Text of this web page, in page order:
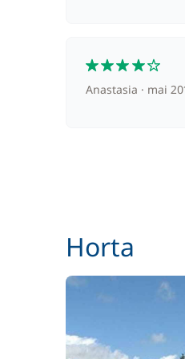
Anastasia mai
Horta